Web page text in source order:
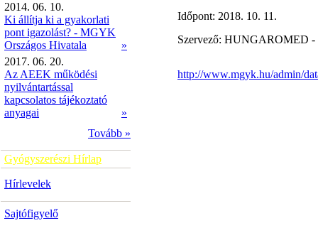
2014. 06. 10.
Ki állítja ki a gyakorlati
pont igazolást? - MGYK
Országos Hivatala
»
2017. 06. 20.
Az AEEK működési
nyilvántartással
kapcsolatos tájékoztató
anyagai
»
Tovább »
Gyógyszerészi Hírlap
Hírlevelek
Sajtófigyelő
Időpont: 2018. 10. 11.
Szervező: HUNGAROMED
http://www.mgyk.hu/admin/